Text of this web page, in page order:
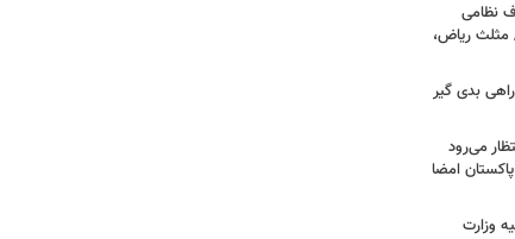
نظامی
مثلث ریاض،
رویترز: ترامپ در جنگ علیه ایران بر سر ۲ راهی بدی گیر
می‌رود
امضا
وزارت